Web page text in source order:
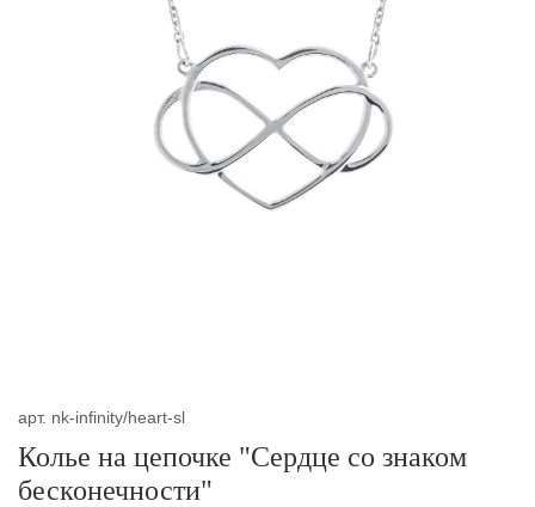
арт. nk-infinity/heart-sl
Колье на цепочке "Сердце со знаком
бесконечности"